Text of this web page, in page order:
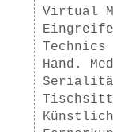
Virtual
Technics
Hand.